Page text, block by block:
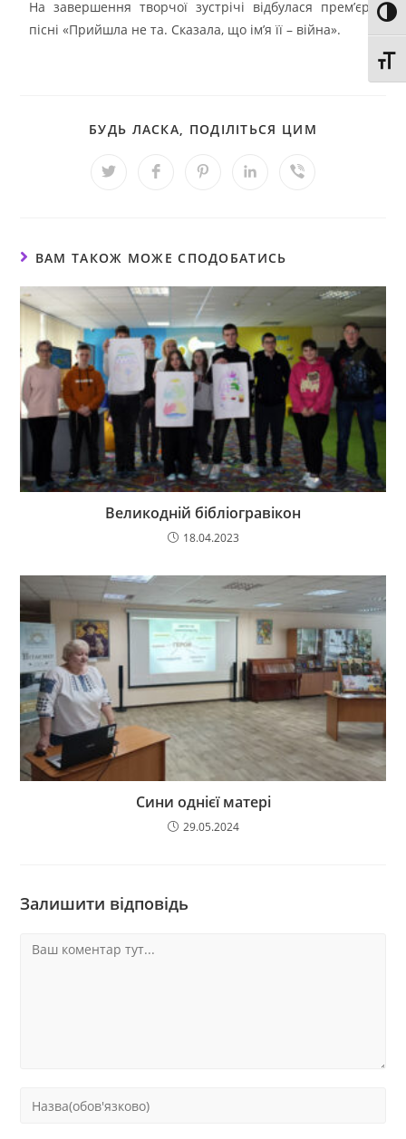
На завершення творчої зустрічі відбулася прем’єра
пісні «Прийшла не та. Сказала, що ім’я її – війна».
БУДЬ ЛАСКА, ПОДІЛІТЬСЯ ЦИМ
ВАМ ТАКОЖ МОЖЕ СПОДОБАТИСЬ
Великодній бібліогравікон
18.04.2023
Сини однієї матері
29.05.2024
Залишити відповідь